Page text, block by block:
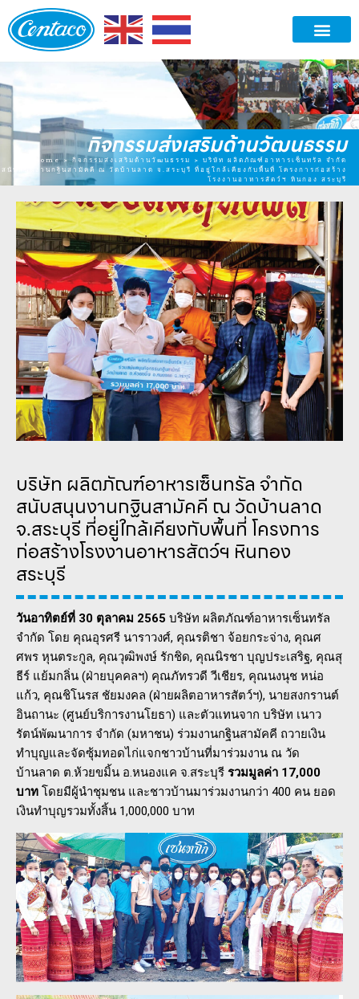
กิจกรรมส่งเสริมด้านวัฒนธรรม
Home>กิจกรรมส่งเสริมด้านวัฒนธรรม > บริษัท ผลิตภัณฑ์อาหารเซ็นทรัล จำกัด
สนับสนุนงานกฐินสามัคคี ณ วัดบ้านลาด จ.สระบุรี ที่อยู่ใกล้เคียงกับพื้นที่ โครงการก่อสร้าง
โรงงานอาหารสัตว์ฯ หินกอง สระบุรี
บริษัท ผลิตภัณฑ์อาหารเซ็นทรัล จำกัด
สนับสนุนงานกฐินสามัคคี ณ วัดบ้านลาด
จ.สระบุรี ที่อยู่ใกล้เคียงกับพื้นที่ โครงการ
ก่อสร้างโรงงานอาหารสัตว์ฯ หินกอง
สระบุรี
วันอาทิตย์ที่ 30 ตุลาคม 2565 บริษัท ผลิตภัณฑ์อาหารเซ็นทรัล
จำกัด โดย คุณอุรศรี นาราวงศ์, คุณรติชา จ้อยกระจ่าง, คุณศ
ศพร หุนตระกูล, คุณวุฒิพงษ์ รักชิด, คุณนิรชา บุญประเสริฐ, คุณสุ
ธีร์ แย้มกลิ่น (ฝ่ายบุคคลฯ) คุณภัทรวดี วีเชียร, คุณนงนุช หน่อ
แก้ว, คุณชิโนรส ชัยมงคล (ฝ่ายผลิตอาหารสัตว์ฯ), นายสงกรานต์
อินถานะ (ศูนย์บริการงานโยธา) และตัวแทนจาก บริษัท เนาว
รัตน์พัฒนาการ จำกัด (มหาชน) ร่วมงานกฐินสามัคคี ถวายเงิน
ทำบุญและจัดซุ้มทอดไก่แจกชาวบ้านที่มาร่วมงาน ณ วัด
บ้านลาด ต.ห้วยขมิ้น อ.หนองแค จ.สระบุรี รวมมูลค่า 17,000
บาท โดยมีผู้นำชุมชน และชาวบ้านมาร่วมงานกว่า 400 คน ยอด
เงินทำบุญรวมทั้งสิ้น 1,000,000 บาท